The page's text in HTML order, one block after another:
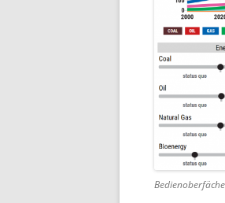
Bedienoberfäche